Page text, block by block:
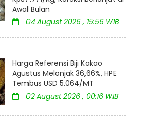
Awal Bulan
04 August 2026 , 15:56 WIB
Harga Referensi Biji Kakao
Agustus Melonjak 36,66%, HPE
Tembus USD 5.064/MT
02 August 2026 , 00:16 WIB